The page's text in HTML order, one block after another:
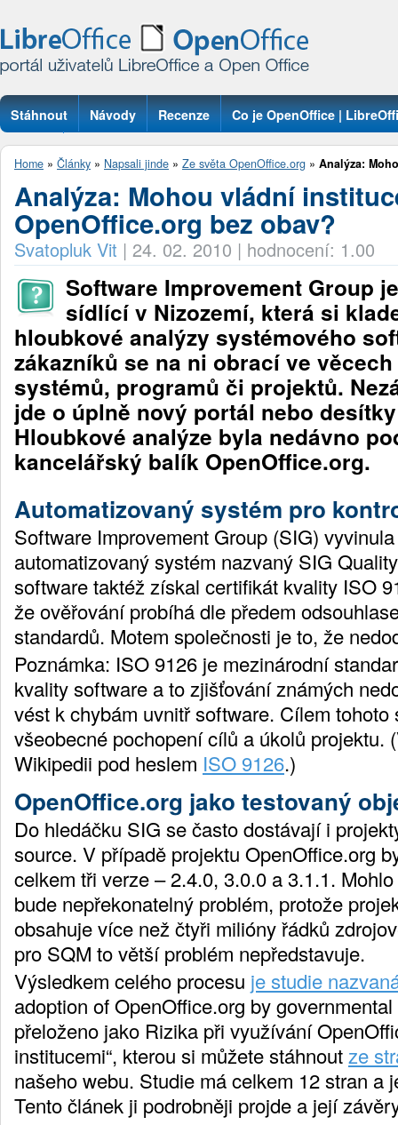
Stáhnout Návody Recenze Co je OpenOffice |
Otázky
Home » Články » Napsali jinde » Ze světa OpenOffice.org » Analýza:
Analýza: Mohou vládní
OpenOffice.org bez obav?
Svatopluk Vit | 24. 02. 2010 | hodnocení: 1.00
Software Improvement Group
sídlící v Nizozemí, která si
hloubkové analýzy systémového
zákazníků se na ni obrací ve
systémů, programů či projektů.
jde o úplně nový portál nebo
Hloubkové analýze byla nedávno
kancelářský balík OpenOffice.org.
Automatizovaný systém pro
Software Improvement Group (SIG)
automatizovaný systém nazvaný SIG
software taktéž získal certifikát kvality ISO
že ověřování probíhá dle předem
standardů. Motem společnosti je to, že
Poznámka: ISO 9126 je mezinárodní
kvality software a to zjišťování známých
vést k chybám uvnitř software. Cílem tohoto
všeobecné pochopení cílů a úkolů projektu.
Wikipedii pod heslem ISO 9126.)
OpenOffice.org jako testovaný
Do hledáčku SIG se často dostávají i
source. V případě projektu OpenOffice.org
celkem tři verze – 2.4.0, 3.0.0 a 3.1.1.
bude nepřekonatelný problém, protože
obsahuje více než čtyři milióny řádků
pro SQM to větší problém nepředstavuje.
Výsledkem celého procesu je studie
adoption of OpenOffice.org by
přeloženo jako Rizika při využívání
institucemi“, kterou si můžete stáhnoutze
našeho webu. Studie má celkem 12 stran a
Tento článek ji podrobněji projde a její